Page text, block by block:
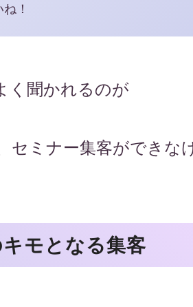
！
く聞かれるのが
セミナー集客ができな
モとなる集客